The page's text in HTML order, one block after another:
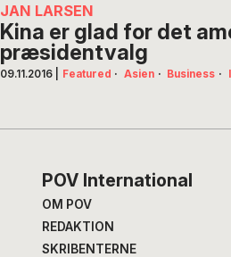
JAN LARSEN
Kina er glad for det
præsidentvalg
09.11.2016 Featured · Asien · Business ·
POV International
OM POV
REDAKTION
SKRIBENTERNE